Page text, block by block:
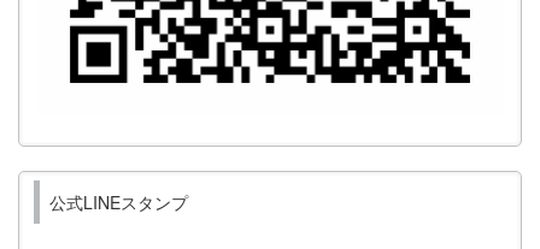
公式LINEスタンプ